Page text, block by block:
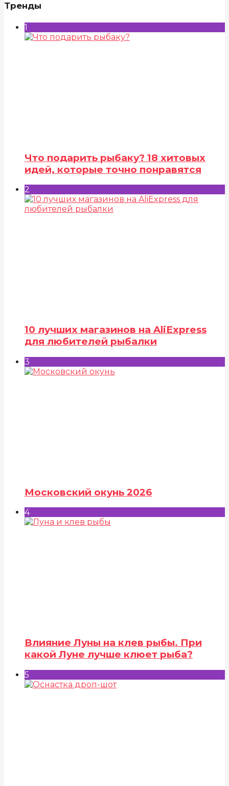
Тренды
1
Что подарить рыбаку? 18 хитовых
идей, которые точно понравятся
2
10 лучших магазинов на AliExpress
для любителей рыбалки
3
Московский окунь 2026
4
Влияние Луны на клев рыбы. При
какой Луне лучше клюет рыба?
5